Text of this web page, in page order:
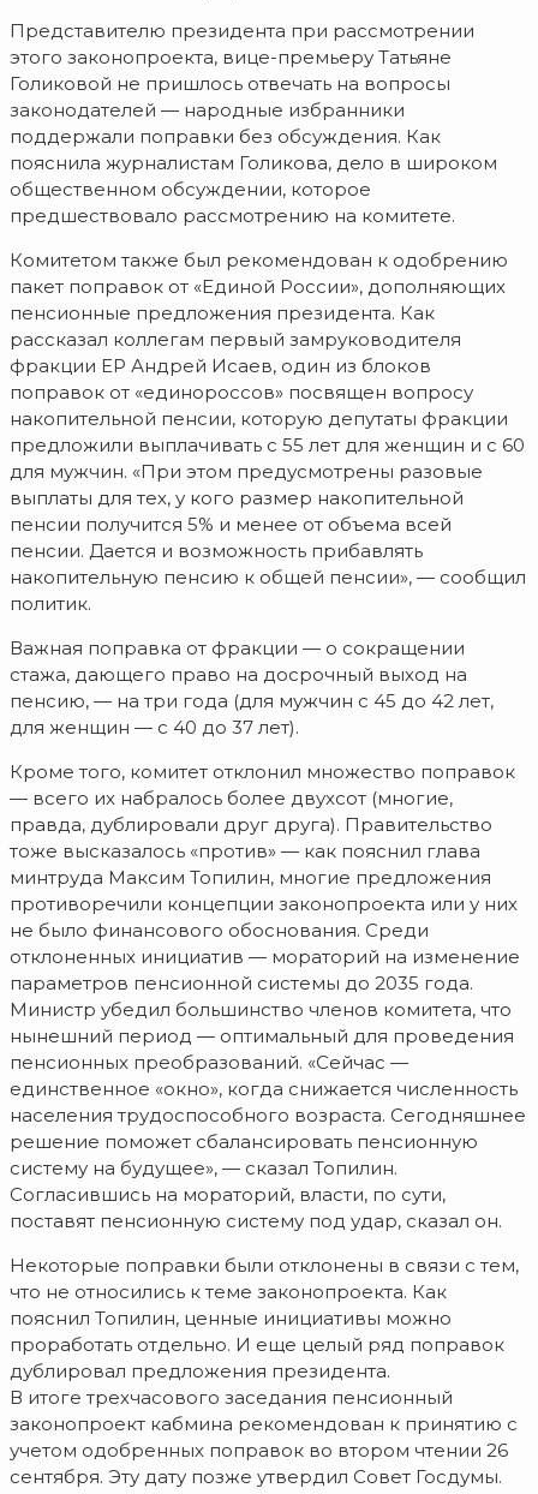
Представителю президента при рассмотрении
этого законопроекта, вице-премьеру Татьяне
Голиковой не пришлось отвечать на вопросы
законодателей — народные избранники
поддержали поправки без обсуждения. Как
пояснила журналистам Голикова, дело в широком
общественном обсуждении, которое
предшествовало рассмотрению на комитете.
Комитетом также был рекомендован к одобрению
пакет поправок от «Единой России», дополняющих
пенсионные предложения президента. Как
рассказал коллегам первый замруководителя
фракции ЕР Андрей Исаев, один из блоков
поправок от «единороссов» посвящен вопросу
накопительной пенсии, которую депутаты фракции
предложили выплачивать с 55 лет для женщин и с 60
для мужчин. «При этом предусмотрены разовые
выплаты для тех, у кого размер накопительной
пенсии получится 5% и менее от объема всей
пенсии. Дается и возможность прибавлять
накопительную пенсию к общей пенсии», — сообщил
политик.
Важная поправка от фракции — о сокращении
стажа, дающего право на досрочный выход на
пенсию, — на три года (для мужчин с 45 до 42 лет,
для женщин — с 40 до 37 лет).
Кроме того, комитет отклонил множество поправок
— всего их набралось более двухсот (многие,
правда, дублировали друг друга). Правительство
тоже высказалось «против» — как пояснил глава
минтруда Максим Топилин, многие предложения
противоречили концепции законопроекта или у них
не было финансового обоснования. Среди
отклоненных инициатив — мораторий на изменение
параметров пенсионной системы до 2035 года.
Министр убедил большинство членов комитета, что
нынешний период — оптимальный для проведения
пенсионных преобразований. «Сейчас —
единственное «окно», когда снижается численность
населения трудоспособного возраста. Сегодняшнее
решение поможет сбалансировать пенсионную
систему на будущее», — сказал Топилин.
Согласившись на мораторий, власти, по сути,
поставят пенсионную систему под удар, сказал он.
Некоторые поправки были отклонены в связи с тем,
что не относились к теме законопроекта. Как
пояснил Топилин, ценные инициативы можно
проработать отдельно. И еще целый ряд поправок
дублировал предложения президента.
В итоге трехчасового заседания пенсионный
законопроект кабмина рекомендован к принятию с
учетом одобренных поправок во втором чтении 26
сентября. Эту дату позже утвердил Совет Госдумы.